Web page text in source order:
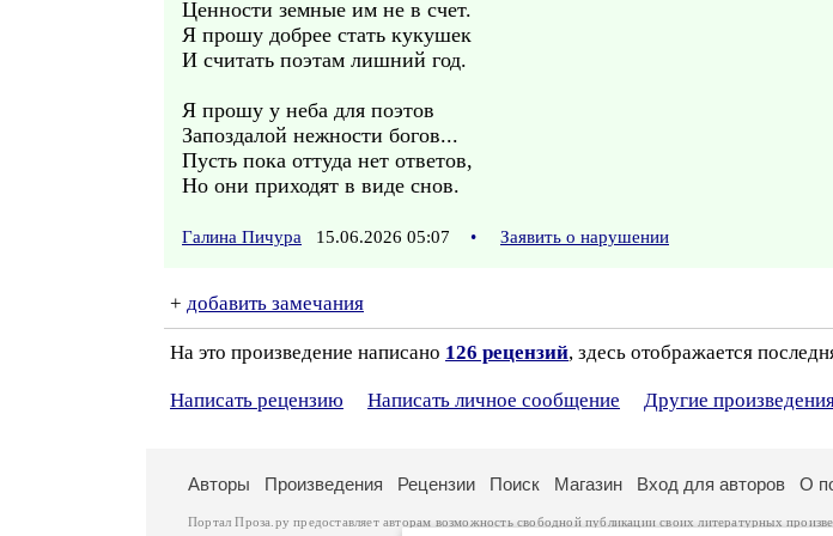
Ценности земные им не в счет.
Я прошу добрее стать кукушек
И считать поэтам лишний год.
Я прошу у неба для поэтов
Запоздалой нежности богов...
Пусть пока оттуда нет ответов,
Но они приходят в виде снов.
Галина Пичура 15.06.2026 05:07 • Заявить о нарушении
+ добавить замечания
На это произведение написано 126 рецензий, здесь отображается
Написать рецензию Написать личное сообщение Другие
Авторы Произведения Рецензии Поиск Магазин Вход для авторов О
Портал Проза.ру предоставляет авторам возможность свободной публикации своих литературных